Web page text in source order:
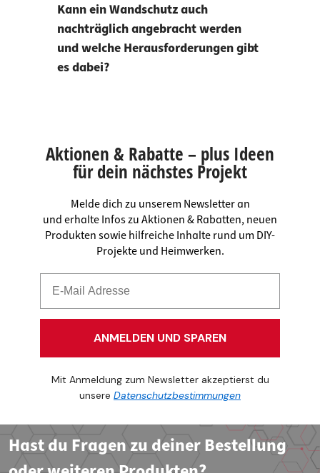
Kann ein Wandschutz auch
nachträglich angebracht werden
und welche Herausforderungen gibt
es dabei?
Aktionen & Rabatte – plus Ideen
für dein nächstes Projekt
Melde dich zu unserem Newsletter an
und erhalte Infos zu Aktionen & Rabatten, neuen
Produkten sowie hilfreiche Inhalte rund um DIY-
Projekte und Heimwerken.
ANMELDEN UND SPAREN
Mit Anmeldung zum Newsletter akzeptierst du
unsere Datenschutzbestimmungen
Hast du Fragen zu deiner Bestellung